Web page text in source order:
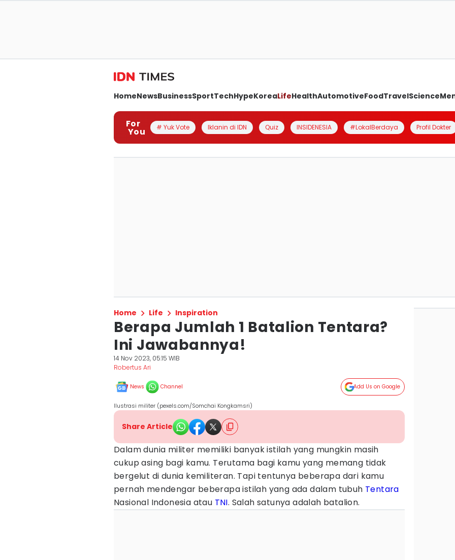
HomeNewsBusinessSportTechHypeKoreaLifeHealthAutomotiveFoodTravelScience
For
You # Yuk Vote Iklanin di IDN Quiz INSIDENESIA #LokalBerdaya Profil Dokter
Home Life Inspiration
Berapa Jumlah 1 Batalion Tentara?
Ini Jawabannya!
14 Nov 2023, 05:15 WIB
Robertus Ari
News Channel Add Us on Google
Ilustrasi militer (pexels.com/Somchai Kongkamsri)
Share Article
Dalam dunia militer memiliki banyak istilah yang mungkin masih
cukup asing bagi kamu. Terutama bagi kamu yang memang tidak
bergelut di dunia kemiliteran. Tapi tentunya beberapa dari kamu
pernah mendengar beberapa istilah yang ada dalam tubuh Tentara
Nasional Indonesia atau TNI. Salah satunya adalah batalion.